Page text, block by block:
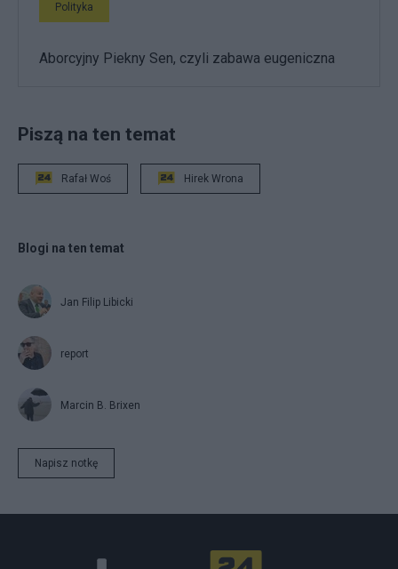
Polityka
Aborcyjny Piekny Sen, czyli zabawa eugeniczna
Piszą na ten temat
Rafał Woś Hirek Wrona
Blogi na ten temat
Jan Filip Libicki
report
Marcin B. Brixen
Napisz notkę